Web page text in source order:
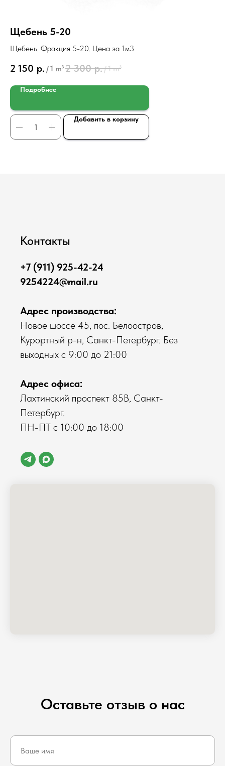
Щебень 5-20
Щебень. Фракция 5-20. Цена за 1м3
2 150 р. /1 m³2 300 р./1 m³
Подробнее
Добавить в корзину
Контакты
+7 (911) 925-42-24
9254224@mail.ru
Адрес производства:
Новое шоссе 45, пос. Белоостров,
Курортный р-н, Санкт-Петербург. Без
выходных с 9:00 до 21:00
Адрес офиса:
Лахтинский проспект 85В, Санкт-
Петербург.
ПН-ПТ с 10:00 до 18:00
Оставьте отзыв о нас